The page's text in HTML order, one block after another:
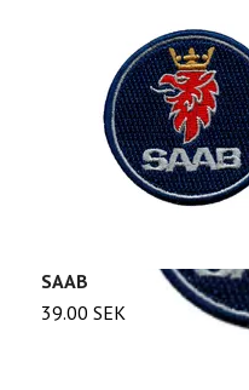
SAAB
39.00 SEK